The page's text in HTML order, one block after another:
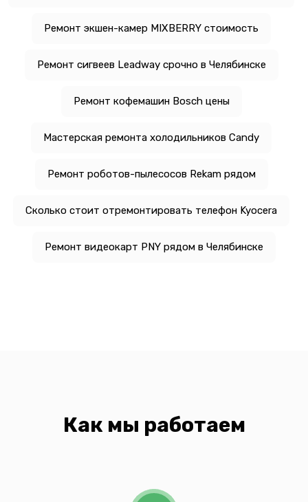
Ремонт экшен-камер MIXBERRY стоимость
Ремонт сигвеев Leadway срочно в Челябинске
Ремонт кофемашин Bosch цены
Мастерская ремонта холодильников Candy
Ремонт роботов-пылесосов Rekam рядом
Сколько стоит отремонтировать телефон Kyocera
Ремонт видеокарт PNY рядом в Челябинске
Как мы работаем